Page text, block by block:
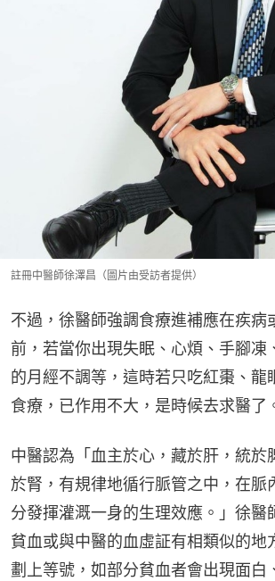
註冊中醫師徐澤昌（圖片由受訪者提供）
不過，徐醫師強調食療進補應在疾病
前，若當你出現失眠、心煩、手腳凍
的月經不調等，這時若只吃紅棗、龍
食療，已作用不大，是時候去求醫了
中醫認為「血主於心，藏於肝，統於
於腎，有規律地循行脈管之中，在脈
分發揮灌溉一身的生理效應。」徐醫
貧血或與中醫的血虛証有相類似的地
劃上等號，如部分貧血者會出現面白